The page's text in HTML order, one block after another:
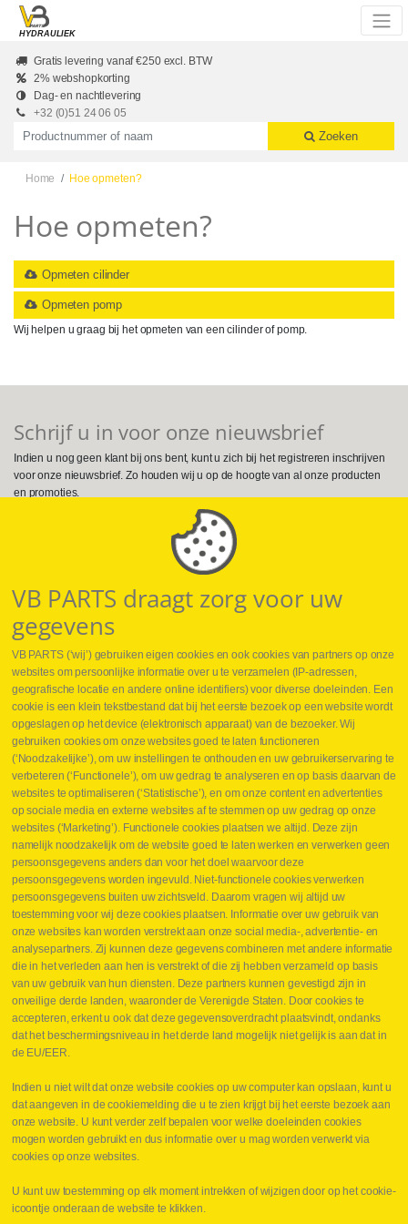
Skip to main content
HYDRAULIEK
Gratis levering vanaf €250 excl. BTW
2% webshopkorting
Dag- en nachtlevering
+32 (0)51 24 06 05
Productnummer of naam
Zoeken
Home Hoe opmeten?
Hoe opmeten?
Wij helpen u graag bij het opmeten van een cilinder of pomp.
Opmeten cilinder
Opmeten pomp
Schrijf u in voor onze nieuwsbrief
Indien u nog geen klant bij ons bent, kunt u zich bij het registreren inschrijven
voor onze nieuwsbrief. Zo houden wij u op de hoogte van al onze producten
en promoties.
Volg ons op Social Media
Webshop
Nieuws
Jobs
Contact
Leveringen
Drukcontrole set
Persmaten
Hoe opmeten?
Hydrogroepen
Hydraulische slangen
Contact VB Parts
Abraham Hansstraat 7 ,B-8800 Roeselare
Tel. +32 (0)51 24 06 05
E-mail info@vbparts.be
⏳ Laatste maand Webtec-promotie!
⏳ Laatste kans voor onze promo
snelkoppelingen!
1 juni 2026
Copyright ©2026 VB Parts hydrauliek
VB PARTS draagt zorg voor uw
gegevens
VB PARTS (‘wij’) gebruiken eigen cookies en ook cookies van partners op onze
websites om persoonlijke informatie over u te verzamelen (IP-adressen,
geografische locatie en andere online identifiers) voor diverse doeleinden. Een
cookie is een klein tekstbestand dat bij het eerste bezoek op een website wordt
opgeslagen op het device (elektronisch apparaat) van de bezoeker. Wij
gebruiken cookies om onze websites goed te laten functioneren
(‘Noodzakelijke’), om uw instellingen te onthouden en uw gebruikerservaring te
verbeteren (‘Functionele’), om uw gedrag te analyseren en op basis daarvan de
websites te optimaliseren (‘Statistische’), en om onze content en advertenties
op sociale media en externe websites af te stemmen op uw gedrag op onze
websites (‘Marketing’). Functionele cookies plaatsen we altijd. Deze zijn
namelijk noodzakelijk om de website goed te laten werken en verwerken geen
persoonsgegevens anders dan voor het doel waarvoor deze
persoonsgegevens worden ingevuld. Niet-functionele cookies verwerken
persoonsgegevens buiten uw zichtsveld. Daarom vragen wij altijd uw
toestemming voor wij deze cookies plaatsen. Informatie over uw gebruik van
onze websites kan worden verstrekt aan onze social media-, advertentie- en
analysepartners. Zij kunnen deze gegevens combineren met andere informatie
die in het verleden aan hen is verstrekt of die zij hebben verzameld op basis
van uw gebruik van hun diensten. Deze partners kunnen gevestigd zijn in
onveilige derde landen, waaronder de Verenigde Staten. Door cookies te
accepteren, erkent u ook dat deze gegevensoverdracht plaatsvindt, ondanks
dat het beschermingsniveau in het derde land mogelijk niet gelijk is aan dat in
de EU/EER.
Indien u niet wilt dat onze website cookies op uw computer kan opslaan, kunt u
dat aangeven in de cookiemelding die u te zien krijgt bij het eerste bezoek aan
onze website. U kunt verder zelf bepalen voor welke doeleinden cookies
mogen worden gebruikt en dus informatie over u mag worden verwerkt via
cookies op onze websites.
U kunt uw toestemming op elk moment intrekken of wijzigen door op het cookie-
icoontje onderaan de website te klikken.